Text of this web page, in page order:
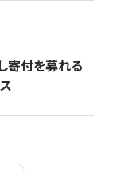
寄付を募れる